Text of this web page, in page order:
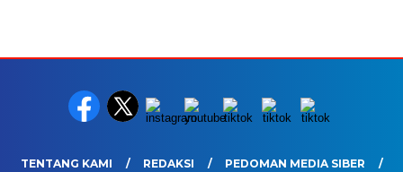
TENTANG KAMI REDAKSI
PEDOMAN MEDIA SIBER